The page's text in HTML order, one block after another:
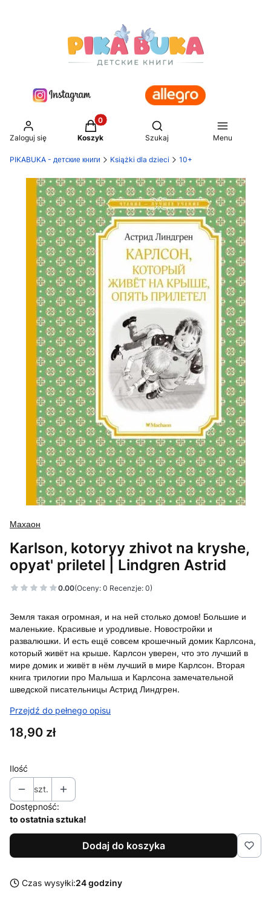
Zaloguj się
Produkty w koszyku: 0. Zobacz szczegóły
Koszyk
Otwórz wyszukiwarkę
Szukaj Menu
PIKABUKA - детские книги Książki dla dzieci 10+
Махаон
Karlson, kotoryy zhivot na kryshe,
opyat' priletel | Lindgren Astrid
0.00(Oceny: 0 Recenzje: 0)
Земля такая огромная, и на ней столько домов! Большие и
маленькие. Красивые и уродливые. Новостройки и
развалюшки. И есть ещё совсем крошечный домик Карлсона,
который живёт на крыше. Карлсон уверен, что это лучший в
мире домик и живёт в нём лучший в мире Карлсон. Вторая
книга трилогии про Малыша и Карлсона замечательной
шведской писательницы Астрид Линдгрен.
Przejdź do pełnego opisu
Cena
18,90 zł
Ilość
szt.
Dostępność:
to ostatnia sztuka!
Dodaj do koszyka
Czas wysyłki:24 godziny